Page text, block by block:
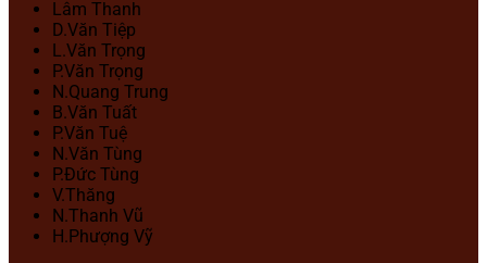
Lâm Thanh
D.Văn Tiệp
L.Văn Trọng
P.Văn Trọng
N.Quang Trung
B.Văn Tuất
P.Văn Tuệ
N.Văn Tùng
P.Đức Tùng
V.Thăng
N.Thanh Vũ
H.Phượng Vỹ